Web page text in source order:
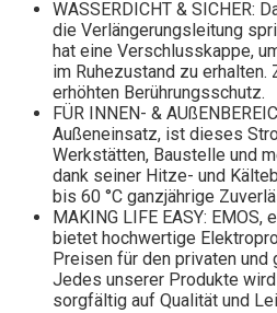
WASSERDICHT & SICHER:
die Verlängerungsleitung
hat eine Verschlusskappe,
im Ruhezustand zu
erhöhten Berührungsschutz.
FÜR INNEN- &
Außeneinsatz, ist dieses
Werkstätten, Baustelle und
dank seiner Hitze- und
bis 60 °C ganzjährige
MAKING LIFE EASY: EMOS,
bietet hochwertige
Preisen für den privaten und
Jedes unserer Produkte
sorgfältig auf Qualität und